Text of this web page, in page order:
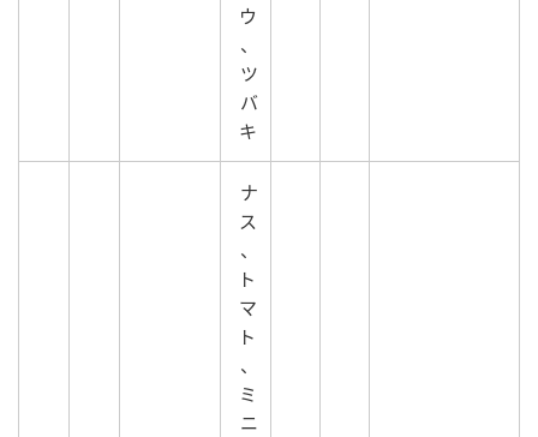
ウ
、
ツ
バ
キ
ナ
ス
、
ト
マ
ト
、
ミ
ニ